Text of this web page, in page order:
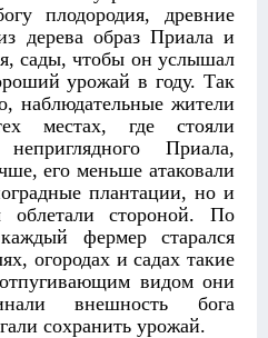
плодородия, древние
дерева образ Приала и
сады, чтобы он услышал
урожай в году. Так
наблюдательные жители
местах, где стояли
Приала,
его меньше атаковали
плантации, но и
облетали стороной. По
фермер старался
огородах и садах такие
видом они
внешность бога
сохранить урожай.